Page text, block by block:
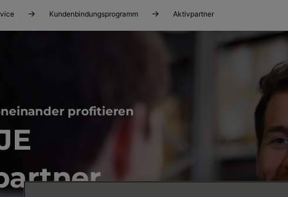
Kundenbindungsprogramm Aktivpartner
profitieren